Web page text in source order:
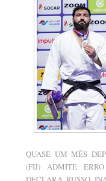
QUASE UM MÊS
(FIJ) ADMITE